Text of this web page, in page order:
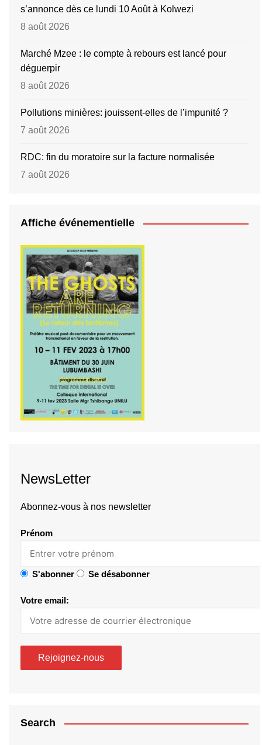
s’annonce dès ce lundi 10 Août à Kolwezi
8 août 2026
Marché Mzee : le compte à rebours est lancé pour
déguerpir
8 août 2026
Pollutions minières: jouissent-elles de l’impunité ?
7 août 2026
RDC: fin du moratoire sur la facture normalisée
7 août 2026
Affiche événementielle
NewsLetter
Abonnez-vous à nos newsletter
Prénom
S'abonner Se désabonner
Votre email:
Search